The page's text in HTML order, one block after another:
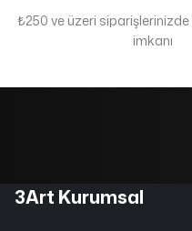
₺250 ve üzeri
imkanı
3Art Kurumsal